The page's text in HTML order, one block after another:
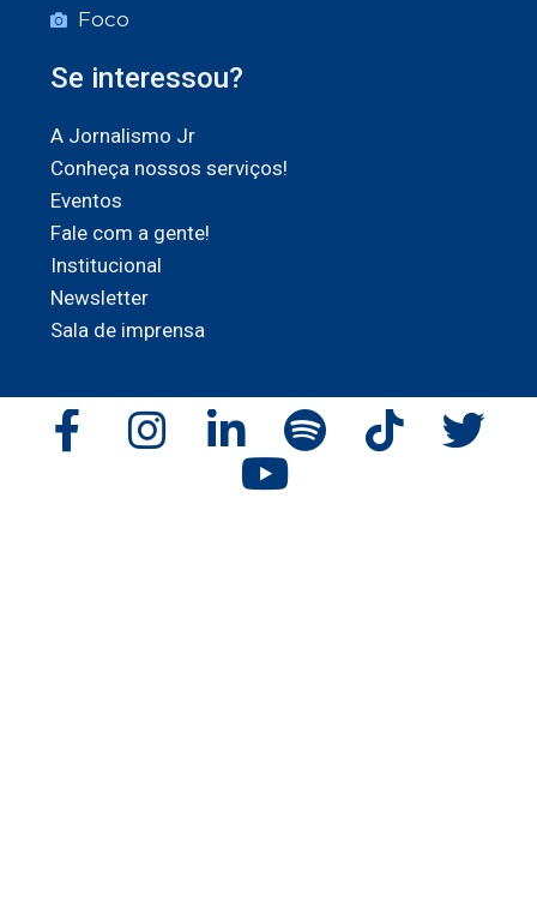
Foco
Se interessou?
A Jornalismo Jr
Conheça nossos serviços!
Eventos
Fale com a gente!
Institucional
Newsletter
Sala de imprensa